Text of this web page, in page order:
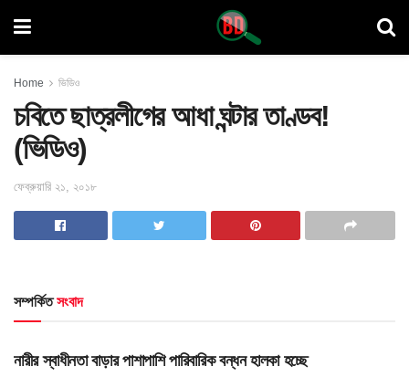
Home ভিডিও
চবিতে ছাত্রলীগের আধা ঘন্টার তাণ্ডব!
(ভিডিও)
ফেব্রুয়ারি ২১, ২০১৮
সম্পর্কিতসংবাদ
নিবন্ধ
নারীর স্বাধীনতা বাড়ার পাশাপাশি পারিবারিক বন্ধন হালকা হচ্ছে